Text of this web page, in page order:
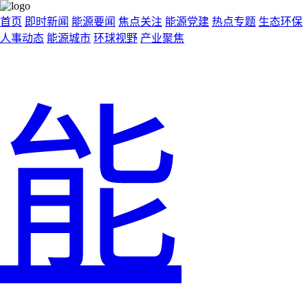
首页 即时新闻 能源要闻 焦点关注 能源党建 热点专题 生态环保
人事动态 能源城市 环球视野 产业聚焦
能